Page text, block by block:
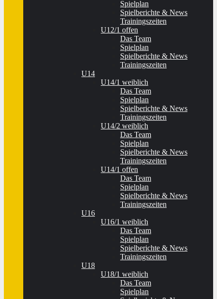
Spielplan
Spielberichte & News
Trainingszeiten
U12/1 offen
Das Team
Spielplan
Spielberichte & News
Trainingszeiten
U14
U14/1 weiblich
Das Team
Spielplan
Spielberichte & News
Trainingszeiten
U14/2 weiblich
Das Team
Spielplan
Spielberichte & News
Trainingszeiten
U14/1 offen
Das Team
Spielplan
Spielberichte & News
Trainingszeiten
U16
U16/1 weiblich
Das Team
Spielplan
Spielberichte & News
Trainingszeiten
U18
U18/1 weiblich
Das Team
Spielplan